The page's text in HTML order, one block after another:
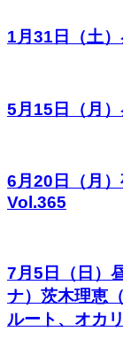
1月31日（土
5月15日（月
6月20日（月
Vol.365
7月5日（日）
ナ）茨木理恵
ルート、オカ